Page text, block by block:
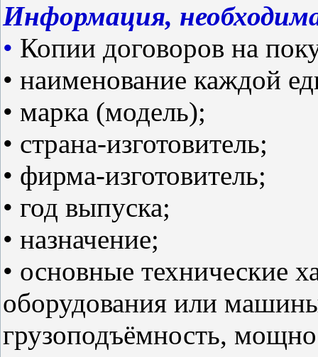
Информация,
• Копии договоров на
• наименование каждой
• марка (модель);
• страна-изготовитель;
• фирма-изготовитель;
• год выпуска;
• назначение;
• основные технические
оборудования или
грузоподъёмность,